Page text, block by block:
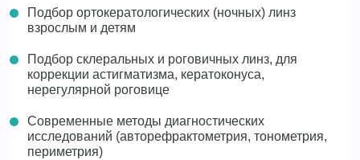
Подбор ортокератологических (ночных) линз
взрослым и детям
Подбор склеральных и роговичных линз, для
коррекции астигматизма, кератоконуса,
нерегулярной роговице
Современные методы диагностических
исследований (авторефрактометрия, тонометрия,
периметрия)